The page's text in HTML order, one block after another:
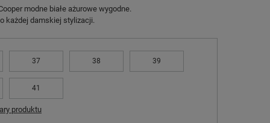
modne białe ażurowe wygodne.
każdej damskiej stylizacji.
37 38 39
41
produktu